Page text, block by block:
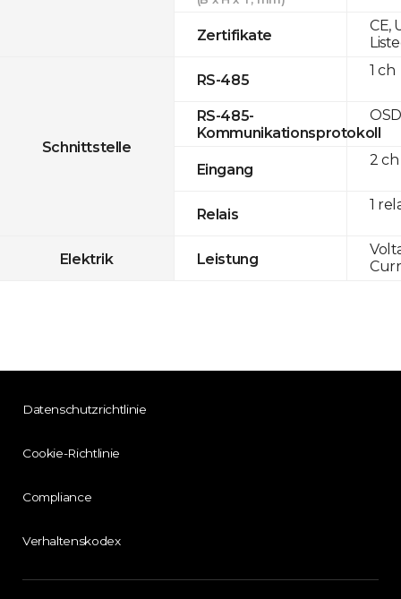
Zertifikate
Schnittstelle
RS-485
RS-485-
Kommunikationsprotokoll
Eingang
Relais
Elektrik Leistung
CE,
1 ch
2 ch
1
Datenschutzrichtlinie
Cookie-Richtlinie
Compliance
Verhaltenskodex